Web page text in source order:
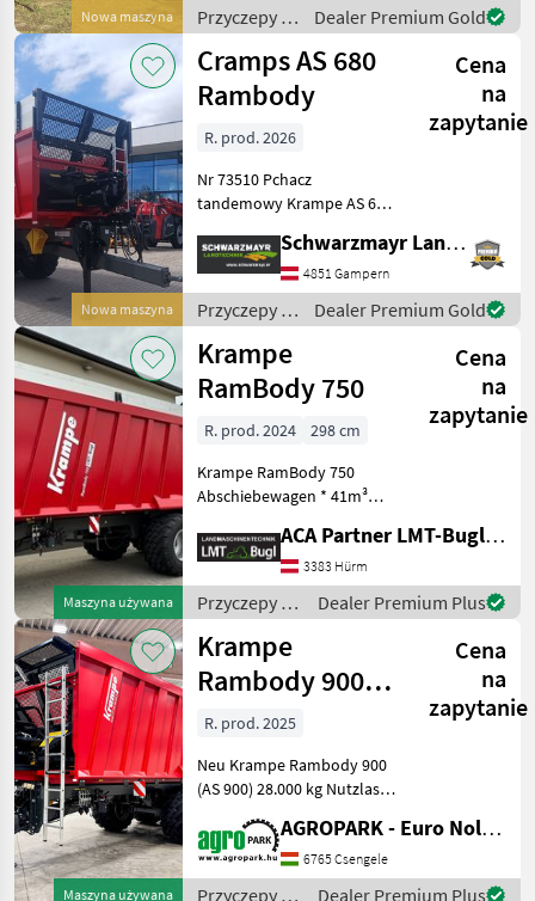
Nowa maszyna
Anhängerbremse:
Pneumatisch; Anhängeart:
Przyczepy /
Krampe
Dealer Premium Gold
Nowa maszyna
Cramps AS 680
Rambody
Cena
na
zapytanie
R. prod. 2026
Nr 73510 Pchacz
tandemowy Krampe AS 680
40 km/h dla Niemiec, zawór
ALB, dopuszczalna masa
całkowita 22 t
amortyzowany zaczep
holowniczy ZV
Schwarzmayr Landtechnik GmbH - Gampern
4851 Gampern
Przyczepy /
Krampe
Dealer Premium Gold
Maszyna używana
Krampe
RamBody 750
Cena
na
zapytanie
R. prod. 2024
298 cm
Krampe RamBody 750
Abschiebewagen * 41m³
7, 5 m Brückenlänge * BPW-
Achsaggregat mit
Luftfahrfederung * 2.Achse
mit Zwangslenkung *
gefede
ACA Partner LMT-Bugl GmbH
3383 Hürm
Przyczepy /
Krampe
Dealer Premium Plus
Maszyna używana
Krampe
Rambody 900
(AS 900)
UNUSED 28 ton,
push off tra
Cena
na
zapytanie
R. prod. 2025
Neu Krampe Rambody 900
(AS 900) 28.000 kg Nutzlast,
Schubbodenanhänger mit
hydraulischer Heckklappe,
45, 3 m³, Zwangslenkachse,
AGROPARK - Euro Noliker Kft.
6765 Csengele
Przyczepy / Dealer Premium Plus